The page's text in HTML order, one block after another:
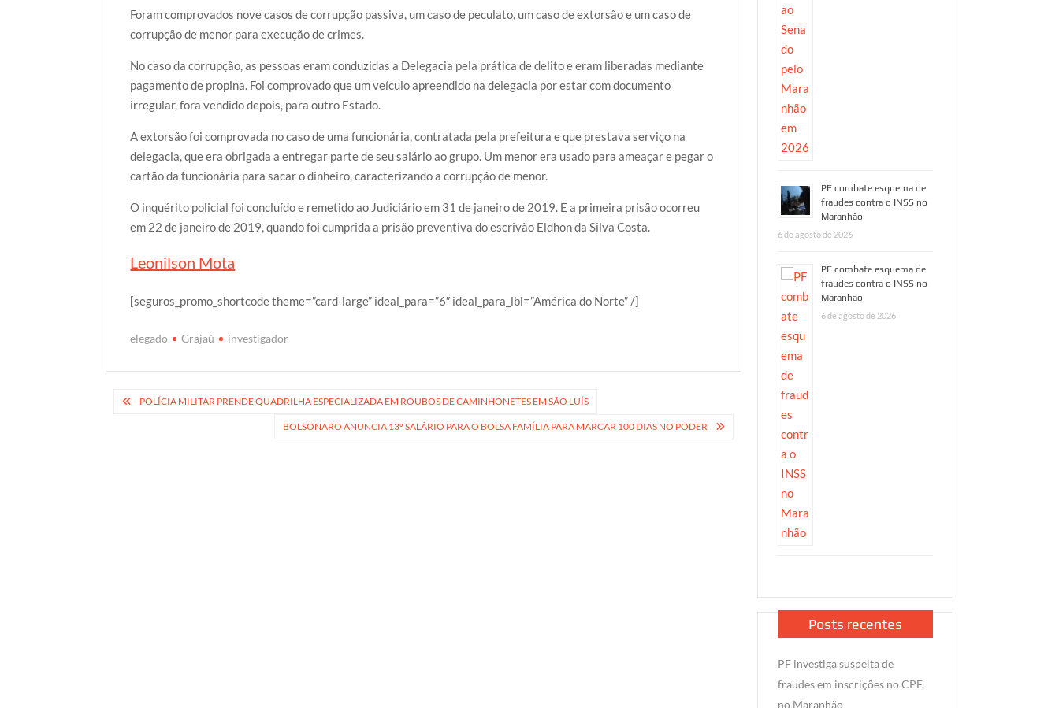
Foram comprovados nove casos de corrupção passiva, um caso de peculato, um caso de extorsão e um caso de
corrupção de menor para execução de crimes.
No caso da corrupção, as pessoas eram conduzidas a Delegacia pela prática de delito e eram liberadas mediante
pagamento de propina. Foi comprovado que um veículo apreendido na delegacia por estar com documento
irregular, fora vendido depois, para outro Estado.
A extorsão foi comprovada no caso de uma funcionária, contratada pela prefeitura e que prestava serviço na
delegacia, que era obrigada a entregar parte de seu salário ao grupo. Um menor era usado para ameaçar e pegar o
cartão da funcionária para sacar o dinheiro, caracterizando a corrupção de menor.
O inquérito policial foi concluído e remetido ao Judiciário em 31 de janeiro de 2019. E a primeira prisão ocorreu
em 22 de janeiro de 2019, quando foi cumprida a prisão preventiva do escrivão Eldhon da Silva Costa.
Leonilson Mota
[seguros_promo_shortcode theme=”card-large” ideal_para=”6″ ideal_para_lbl=”América do Norte” /]
elegado Grajaú investigador
Navegação
POLÍCIA MILITAR PRENDE QUADRILHA ESPECIALIZADA EM ROUBOS DE CAMINHONETES EM SÃO LUÍS
BOLSONARO ANUNCIA 13º SALÁRIO PARA O BOLSA FAMÍLIA PARA MARCAR 100 DIAS NO PODER
PF combate esquema de
fraudes contra o INSS no
Maranhão
6 de agosto de 2026
PF combate esquema de
fraudes contra o INSS no
Maranhão
6 de agosto de 2026
Posts recentes
PF investiga suspeita de
fraudes em inscrições no CPF,
no Maranhão